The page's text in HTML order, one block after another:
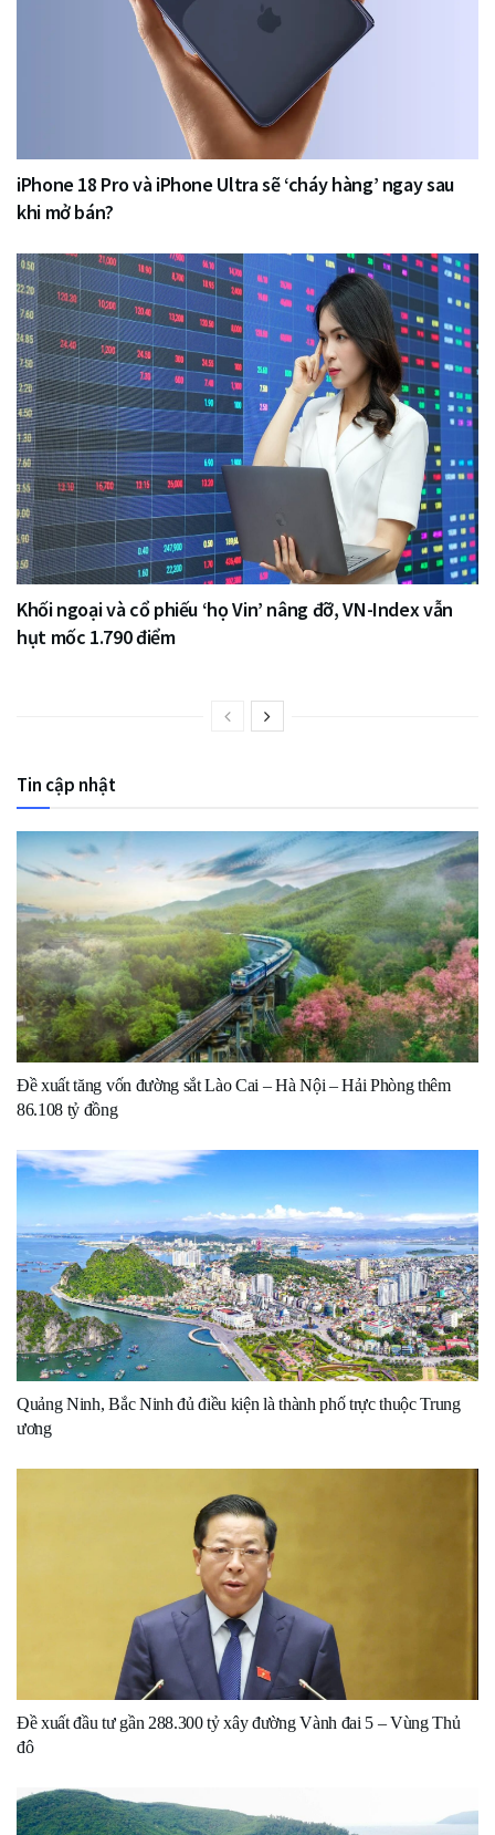
iPhone 18 Pro và iPhone Ultra sẽ ‘cháy hàng’ ngay sau
khi mở bán?
Khối ngoại và cổ phiếu ‘họ Vin’ nâng đỡ, VN-Index vẫn
hụt mốc 1.790 điểm
Tin cập nhật
Đề xuất tăng vốn đường sắt Lào Cai – Hà Nội – Hải Phòng thêm
86.108 tỷ đồng
Quảng Ninh, Bắc Ninh đủ điều kiện là thành phố trực thuộc Trung
ương
Đề xuất đầu tư gần 288.300 tỷ xây đường Vành đai 5 – Vùng Thủ
đô